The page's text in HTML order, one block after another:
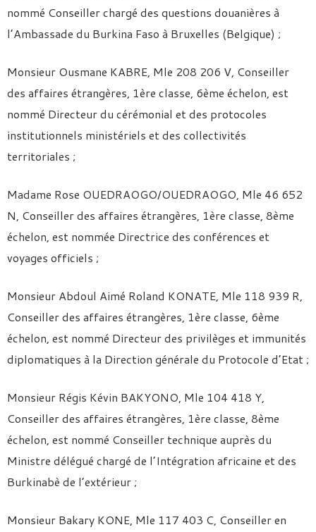
nommé Conseiller chargé des questions douanières à
l’Ambassade du Burkina Faso à Bruxelles (Belgique) ;
Monsieur Ousmane KABRE, Mle 208 206 V, Conseiller
des affaires étrangères, 1ère classe, 6ème échelon, est
nommé Directeur du cérémonial et des protocoles
institutionnels ministériels et des collectivités
territoriales ;
Madame Rose OUEDRAOGO/OUEDRAOGO, Mle 46 652
N, Conseiller des affaires étrangères, 1ère classe, 8ème
échelon, est nommée Directrice des conférences et
voyages officiels ;
Monsieur Abdoul Aimé Roland KONATE, Mle 118 939 R,
Conseiller des affaires étrangères, 1ère classe, 6ème
échelon, est nommé Directeur des privilèges et immunités
diplomatiques à la Direction générale du Protocole d’Etat ;
Monsieur Régis Kévin BAKYONO, Mle 104 418 Y,
Conseiller des affaires étrangères, 1ère classe, 8ème
échelon, est nommé Conseiller technique auprès du
Ministre délégué chargé de l’Intégration africaine et des
Burkinabè de l’extérieur ;
Monsieur Bakary KONE, Mle 117 403 C, Conseiller en